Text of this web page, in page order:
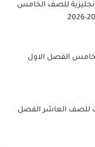
للصف الخامس
الفصل الاول
للصف العاشر الفصل